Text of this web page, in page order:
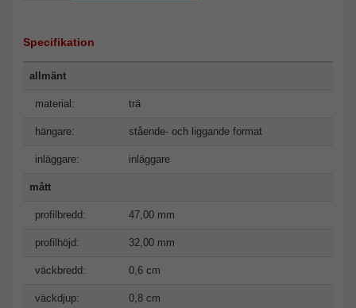
Specifikation
allmänt
material: trä
hängare: stående- och liggande format
inläggare: inläggare
mått
profilbredd: 47,00 mm
profilhöjd: 32,00 mm
väckbredd: 0,6 cm
väckdjup: 0,8 cm